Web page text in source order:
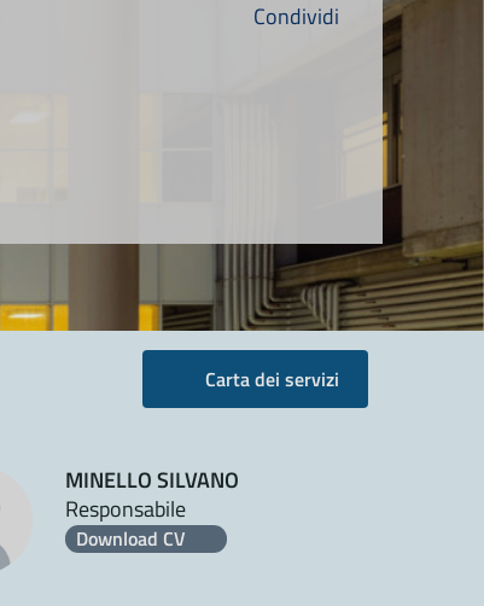
Condividi
Carta dei servizi
MINELLO SILVANO
Responsabile
Download CV